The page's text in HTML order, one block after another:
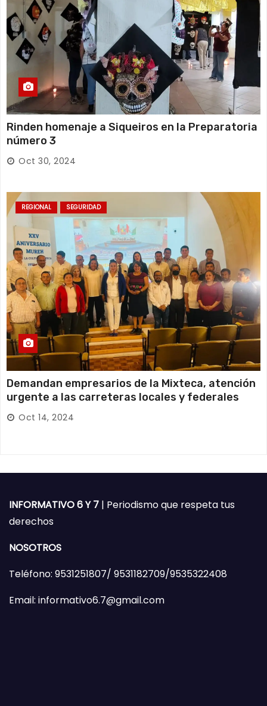
Rinden homenaje a Siqueiros en la Preparatoria
número 3
Oct 30, 2024
REGIONAL SEGURIDAD
Demandan empresarios de la Mixteca, atención
urgente a las carreteras locales y federales
Oct 14, 2024
INFORMATIVO 6 Y 7 | Periodismo que respeta tus
derechos
NOSOTROS
Teléfono: 9531251807/ 9531182709/9535322408
Email: informativo6.7@gmail.com